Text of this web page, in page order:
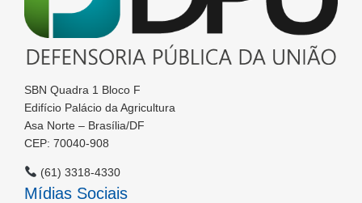
SBN Quadra 1 Bloco F
Edifício Palácio da Agricultura
Asa Norte – Brasília/DF
CEP: 70040-908
(61) 3318-4330
Mídias Sociais